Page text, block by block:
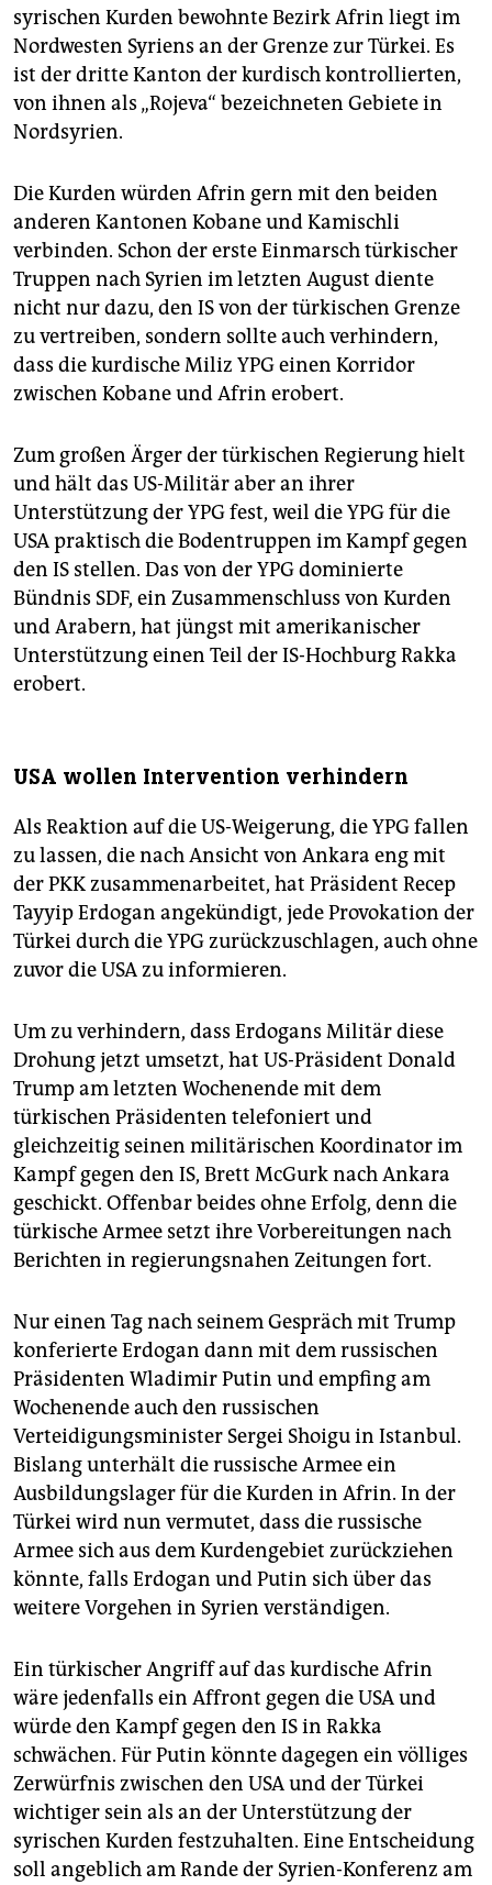
syrischen Kurden bewohnte Bezirk Afrin liegt im
Nordwesten Syriens an der Grenze zur Türkei. Es
ist der dritte Kanton der kurdisch kontrollierten,
von ihnen als „Rojeva“ bezeichneten Gebiete in
Nordsyrien.
Die Kurden würden Afrin gern mit den beiden
anderen Kantonen Kobane und Kamischli
verbinden. Schon der erste Einmarsch türkischer
Truppen nach Syrien im letzten August diente
nicht nur dazu, den IS von der türkischen Grenze
zu vertreiben, sondern sollte auch verhindern,
dass die kurdische Miliz YPG einen Korridor
zwischen Kobane und Afrin erobert.
Zum großen Ärger der türkischen Regierung hielt
und hält das US-Militär aber an ihrer
Unterstützung der YPG fest, weil die YPG für die
USA praktisch die Bodentruppen im Kampf gegen
den IS stellen. Das von der YPG dominierte
Bündnis SDF, ein Zusammenschluss von Kurden
und Arabern, hat jüngst mit amerikanischer
Unterstützung einen Teil der IS-Hochburg Rakka
erobert.
USA wollen Intervention verhindern
Als Reaktion auf die US-Weigerung, die YPG fallen
zu lassen, die nach Ansicht von Ankara eng mit
der PKK zusammenarbeitet, hat Präsident Recep
Tayyip Erdogan angekündigt, jede Provokation der
Türkei durch die YPG zurückzuschlagen, auch ohne
zuvor die USA zu informieren.
Um zu verhindern, dass Erdogans Militär diese
Drohung jetzt umsetzt, hat US-Präsident Donald
Trump am letzten Wochenende mit dem
türkischen Präsidenten telefoniert und
gleichzeitig seinen militärischen Koordinator im
Kampf gegen den IS, Brett McGurk nach Ankara
geschickt. Offenbar beides ohne Erfolg, denn die
türkische Armee setzt ihre Vorbereitungen nach
Berichten in regierungsnahen Zeitungen fort.
Nur einen Tag nach seinem Gespräch mit Trump
konferierte Erdogan dann mit dem russischen
Präsidenten Wladimir Putin und empfing am
Wochenende auch den russischen
Verteidigungsminister Sergei Shoigu in Istanbul.
Bislang unterhält die russische Armee ein
Ausbildungslager für die Kurden in Afrin. In der
Türkei wird nun vermutet, dass die russische
Armee sich aus dem Kurdengebiet zurückziehen
könnte, falls Erdogan und Putin sich über das
weitere Vorgehen in Syrien verständigen.
Ein türkischer Angriff auf das kurdische Afrin
wäre jedenfalls ein Affront gegen die USA und
würde den Kampf gegen den IS in Rakka
schwächen. Für Putin könnte dagegen ein völliges
Zerwürfnis zwischen den USA und der Türkei
wichtiger sein als an der Unterstützung der
syrischen Kurden festzuhalten. Eine Entscheidung
soll angeblich am Rande der Syrien-Konferenz am